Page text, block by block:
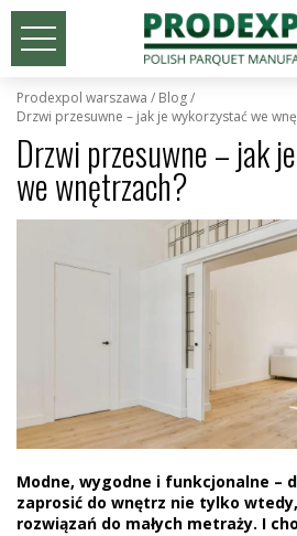
prodexpol warszawa / blog/
drzwi przesuwne – jak je wykorzystać we
Drzwi przesuwne – jak
we wnętrzach?
Modne, wygodne i funkcjonalne –
zaprosić do wnętrz nie tylko
rozwiązań do małych metraży. I